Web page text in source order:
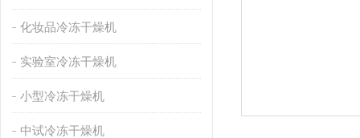
化妆品冷冻干燥机
实验室冷冻干燥机
小型冷冻干燥机
中试冷冻干燥机